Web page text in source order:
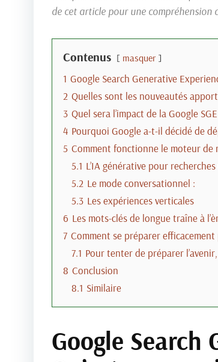
de cet article pour une compréhension
Contenus masquer
1 Google Search Generative
2 Quelles sont les nouveautés
3 Quel sera l’impact de la Google
4 Pourquoi Google a-t-il décidé de
5 Comment fonctionne le moteur de
5.1 L’IA générative pour
5.2 Le mode conversationnel :
5.3 Les expériences verticales
6 Les mots-clés de longue traîne à
7 Comment se préparer
7.1 Pour tenter de préparer
8 Conclusion
8.1 Similaire
Google Search